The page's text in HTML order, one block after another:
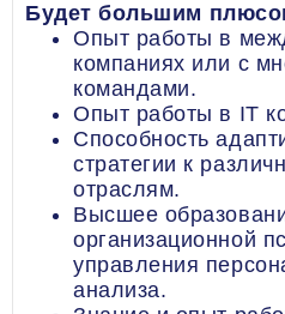
Будет большим
Опыт работы в
компаниях или с
командами.
Опыт работы в IT
Способность
стратегии к
отраслям.
Высшее
организационной
управления
анализа.